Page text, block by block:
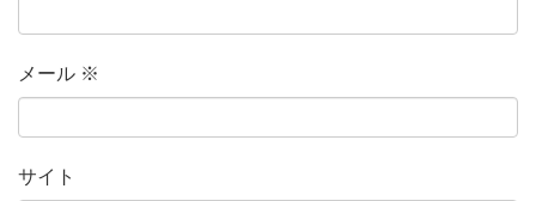
メール ※
サイト